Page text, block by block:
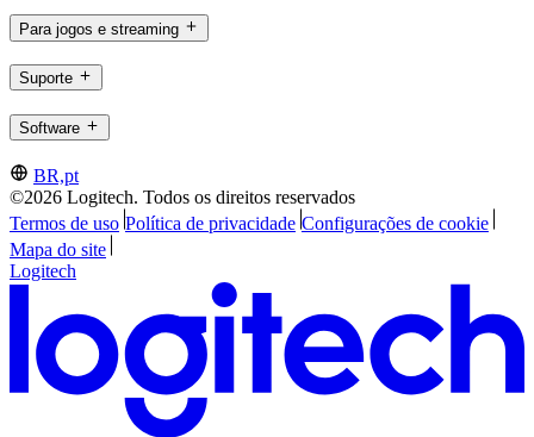
Para jogos e streaming
Suporte
Software
BR,pt
©2026 Logitech. Todos os direitos reservados
Termos de uso Política de privacidade Configurações de cookie
Mapa do site
Logitech